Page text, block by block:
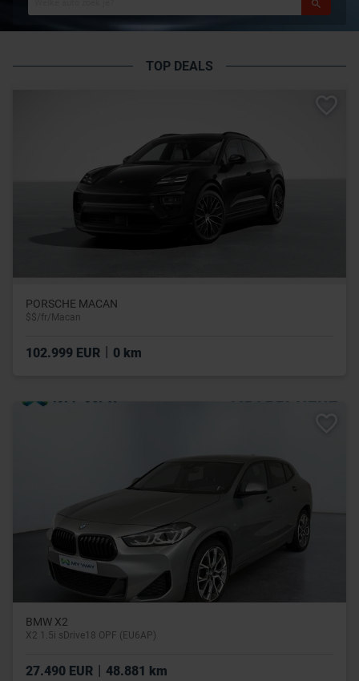
TOP DEALS
PORSCHE MACAN
$$/fr/Macan
102.999 EUR 0 km
BMW X2
X2 1.5i sDrive18 OPF (EU6AP)
27.490 EUR | 48.881 km